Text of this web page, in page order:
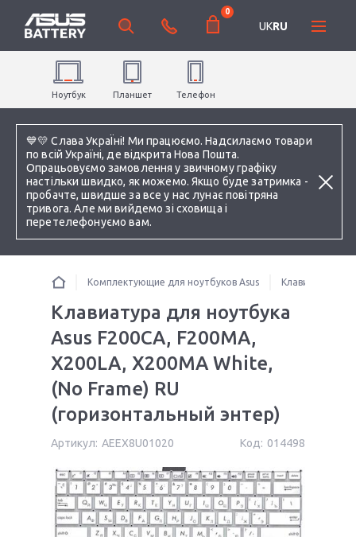
💙💛 Слава УкраЇні! Ми працюємо. Надсилаємо товари
по всій Україні, де відкрита Нова Пошта.
Опрацьовуємо замовлення у звичному графіку
настільки швидко, як можемо. Якщо буде затримка -
пробачте, швидше за все у нас лунає повітряна
тривога. Але ми вийдемо зі сховища і
перетелефонуємо вам.
0
UKRU
Ноутбук Планшет Телефон
Комплектующие для ноутбуков Asus Клавиатуры
Клавиатура для ноутбука
Asus F200CA, F200MA,
X200LA, X200MA White,
(No Frame) RU
(горизонтальный энтер)
Артикул: AEEX8U01020 Код: 014498